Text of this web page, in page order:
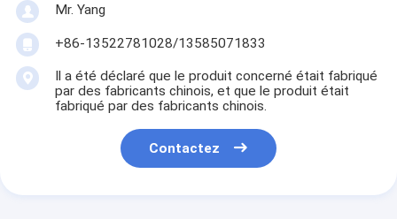
Mr. Yang
+86-13522781028/13585071833
Il a été déclaré que le produit concerné était fabriqué
par des fabricants chinois, et que le produit était
fabriqué par des fabricants chinois.
Contactez